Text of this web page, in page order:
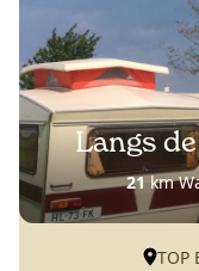
Langs
21km
TOP